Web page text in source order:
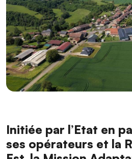
Initiée par l’Etat en
ses opérateurs et la